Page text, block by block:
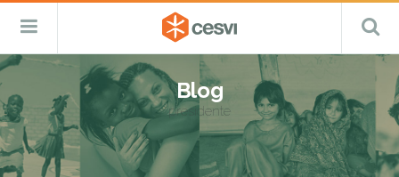
Salta
al
contenuto
CESVI
Fondazione
–
ETS
Cooperazione,
Emergenza
e
Sviluppo
Menu
Blog
presidente